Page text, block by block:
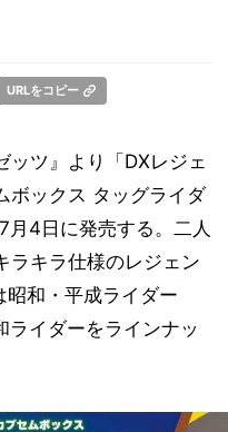
URLをコピー
ッツ』より「DXレジェ
ボックス タッグライダ
4日に発売する。二人
ラキラ仕様のレジェン
昭和・平成ライダー
イダーをラインナッ